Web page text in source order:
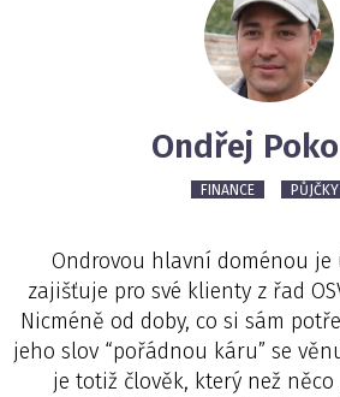
Ondřej
FINANCE PŮJČKY
Ondrovou hlavní doménou je
zajišťuje pro své klienty z řad
Nicméně od doby, co si sám
jeho slov “pořádnou káru” se
je totiž člověk, který než